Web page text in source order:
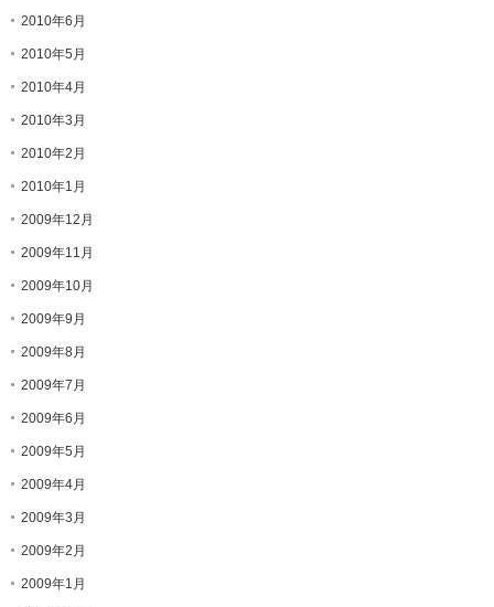
2010年6月
2010年5月
2010年4月
2010年3月
2010年2月
2010年1月
2009年12月
2009年11月
2009年10月
2009年9月
2009年8月
2009年7月
2009年6月
2009年5月
2009年4月
2009年3月
2009年2月
2009年1月